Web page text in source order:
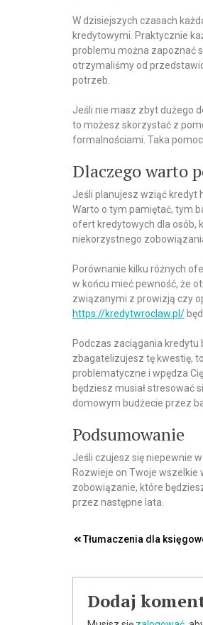
W dzisiejszych czasach
kredytowymi. Praktycznie
problemu można zapoznać
otrzymaliśmy od
potrzeb.
Jeśli nie masz zbyt dużego
to możesz skorzystać z
formalnościami. Taka
Dlaczego warto
Jeśli planujesz wziąć kredyt
Warto o tym pamiętać, tym
ofert kredytowych dla osób,
niekorzystnego
Porównanie kilku różnych
w końcu mieć pewność, że
związanymi z prowizją czy
https://kredytwroclaw.pl/
Podczas zaciągania
zbagatelizujesz tę kwestię,
problematyczne i wpędza
będziesz musiał stresować
domowym budżecie przez
Podsumowanie
Jeśli czujesz się niepewnie
Rozwieje on Twoje wszelkie
zobowiązanie, które
przez następne lata.
Nawigacja
Tłumaczenia dla
Dodaj